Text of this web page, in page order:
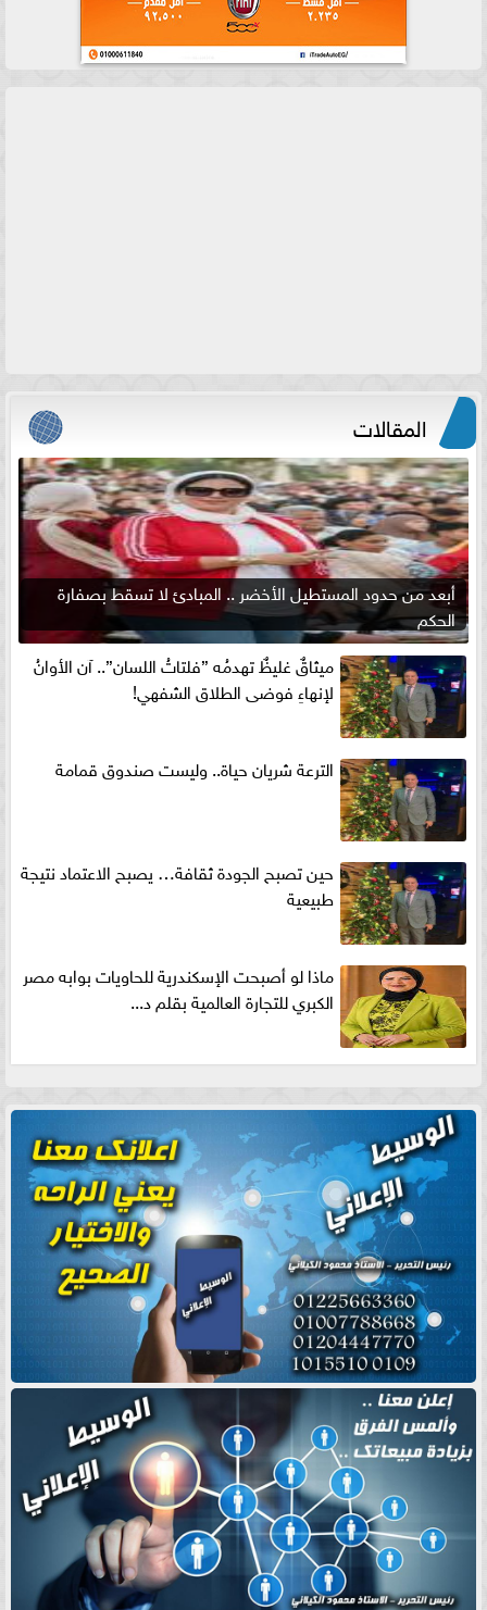
المقالات
أبعد من حدود المستطيل الأخضر .. المبادئ لا تسقط بصفارة
الحكم
ميثاقٌ غليظٌ تهدمُه ”فلتاتُ اللسان”.. آن الأوانُ
لإنهاءِ فوضى الطلاق الشفهي!
الترعة شريان حياة.. وليست صندوق قمامة
حين تصبح الجودة ثقافة… يصبح الاعتماد نتيجة
طبيعية
ماذا لو أصبحت الإسكندرية للحاويات بوابه مصر
الكبري للتجارة العالمية بقلم د...